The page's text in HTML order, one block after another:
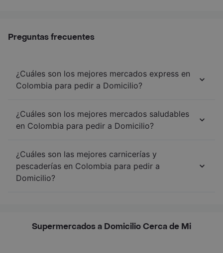
Preguntas frecuentes
¿Cuáles son los mejores mercados express en
Colombia para pedir a Domicilio?
¿Cuáles son los mejores mercados saludables
en Colombia para pedir a Domicilio?
¿Cuáles son las mejores carnicerías y
pescaderías en Colombia para pedir a
Domicilio?
Supermercados a Domicilio Cerca de Mi